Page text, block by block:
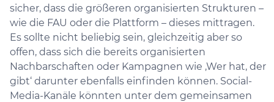
sicher, dass die größeren organisierten Strukturen –
wie die FAU oder die Plattform – dieses mittragen.
Es sollte nicht beliebig sein, gleichzeitig aber so
offen, dass sich die bereits organisierten
Nachbarschaften oder Kampagnen wie ‚Wer hat, der
gibt‘ darunter ebenfalls einfinden können. Social-
Media-Kanäle könnten unter dem gemeinsamen